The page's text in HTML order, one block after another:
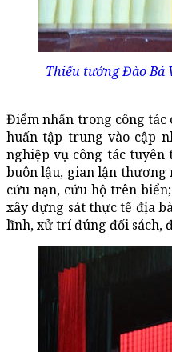
Thiếu tướng Đào Bá
Điểm nhấn trong công tác
huấn tập trung vào cập
nghiệp vụ công tác
buôn lậu, gian lận thương
cứu nạn, cứu hộ trên
xây dựng sát thực tế địa
lĩnh, xử trí đúng đối sách,